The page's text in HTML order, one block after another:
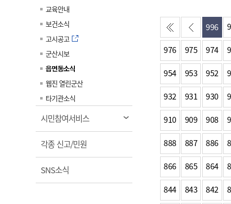
찾아오시는길
민원편의제도
민원 1회방문 처리제
어디서나 민원처리제
사전심사 청구제도
민원인 후견인제
복합민원 상담예약제
폐업신고 원스톱서비스
『안심상속』 원스톱 서비
찾아오시는길
웹진 열린군산
타기관소식
찾아오시는길
찾아오시는길
어업현황
수산물 안전정보
군산수산물 소비촉진행사
군산 특화 수산물
찾아오시는길
상품권 구매 사용 및 관리
찾아오시는길
찾아오시는길
시정계획
주요업무
시정백서
찾아오시는길
교육안내
보건소식
고시공고
군산시보
읍면동소식
웹진 열린군산
타기관소식
시민참여서비스열
림
각종 신고/민원
림
SNS소식
림
996
976
975 974
954
953 952
932
931 930
910
909 908
888
887 886
866
865 864
844
843 842